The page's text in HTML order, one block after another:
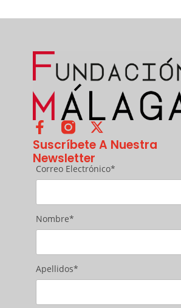
Suscríbete A Nuestra
Newsletter
Correo Electrónico*
Nombre*
Apellidos*